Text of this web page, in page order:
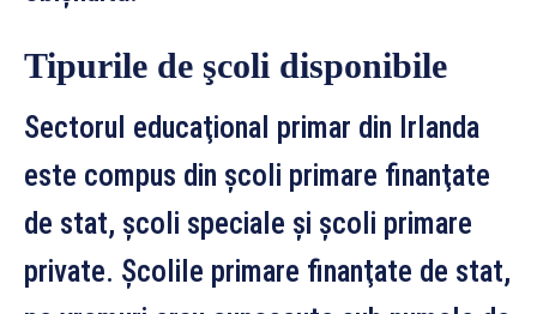
Tipurile de şcoli disponibile
Sectorul educaţional primar din Irlanda
este compus din şcoli primare finanţate
de stat, şcoli speciale şi şcoli primare
private. Şcolile primare finanţate de stat,